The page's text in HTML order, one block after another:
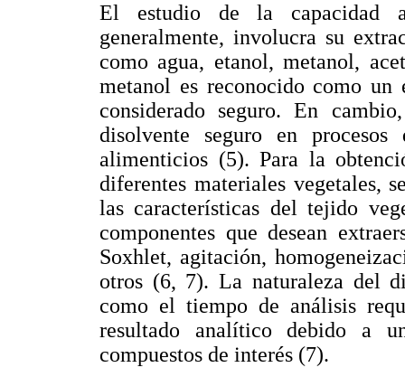
El estudio de la capacidad
generalmente, involucra su
como agua, etanol, metanol,
metanol es reconocido como
considerado seguro. En
disolvente seguro en
alimenticios (5). Para la
diferentes materiales vegetales,
las características del tejido
componentes que desean
Soxhlet, agitación,
otros (6, 7). La naturaleza del
como el tiempo de análisis
resultado analítico debido a
compuestos de interés (7).